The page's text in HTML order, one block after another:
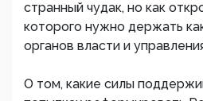
странный чудак, но как
которого нужно держать
органов власти и
О том, какие силы